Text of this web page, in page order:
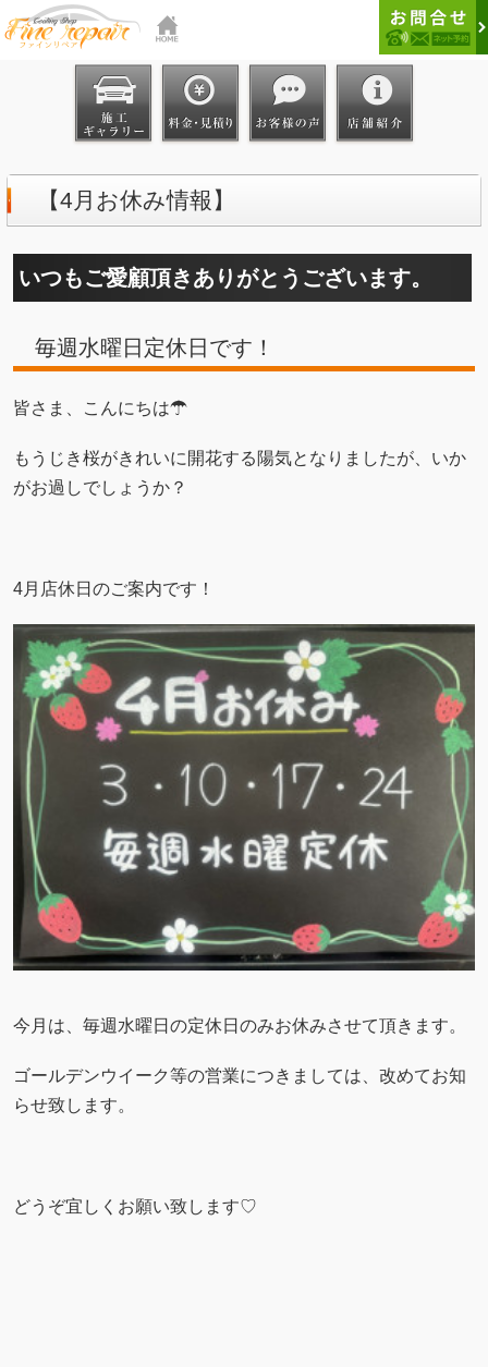
【4月お休み情報】
いつもご愛顧頂きありがとうございます。
毎週水曜日定休日です！
皆さま、こんにちは☂
もうじき桜がきれいに開花する陽気となりましたが、いか
がお過しでしょうか？
4月店休日のご案内です！
今月は、毎週水曜日の定休日のみお休みさせて頂きます。
ゴールデンウイーク等の営業につきましては、改めてお知
らせ致します。
どうぞ宜しくお願い致します♡